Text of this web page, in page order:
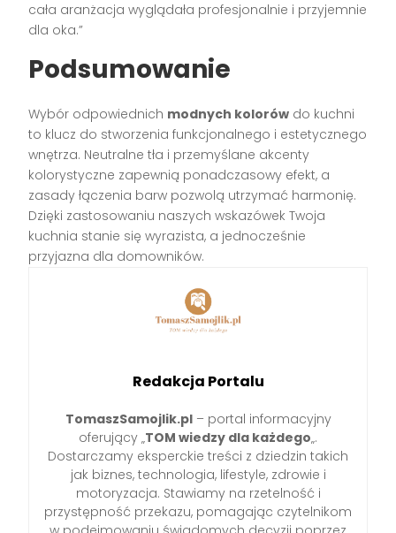
cała aranżacja wyglądała profesjonalnie i przyjemnie
dla oka.”
Podsumowanie
Wybór odpowiednich modnych kolorów do kuchni
to klucz do stworzenia funkcjonalnego i estetycznego
wnętrza. Neutralne tła i przemyślane akcenty
kolorystyczne zapewnią ponadczasowy efekt, a
zasady łączenia barw pozwolą utrzymać harmonię.
Dzięki zastosowaniu naszych wskazówek Twoja
kuchnia stanie się wyrazista, a jednocześnie
przyjazna dla domowników.
Redakcja Portalu
TomaszSamojlik.pl– portal informacyjny
oferujący „TOM wiedzy dla każdego„.
Dostarczamy eksperckie treści z dziedzin takich
jak biznes, technologia, lifestyle, zdrowie i
motoryzacja. Stawiamy na rzetelność i
przystępność przekazu, pomagając czytelnikom